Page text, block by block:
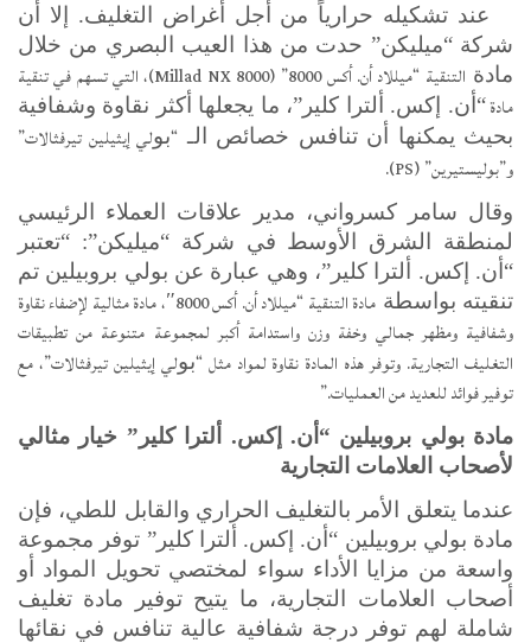
عند تشكيله حرارياً من أجل أغراض التغليف. إلا أن
شركة “ميليكن” حدت من هذا العيب البصري من خلال
مادة التنقية “ميللاد أن. أكس 8000” ( Millad NX 8000)، التي تسهم في تنقية
مادة“أن. إكس. ألترا كلير”، ما يجعلها أكثر نقاوة وشفافية
بحيث يمكنها أن تنافس خصائص الـ “بولي إيثيلين تيرفثالات”
و”بوليستيرين” (PS
).
وقال سامر كسرواني، مدير علاقات العملاء الرئيسي
لمنطقة الشرق الأوسط في شركة “ميليكن”: “تعتبر
“أن. إكس. ألترا كلير”، وهي عبارة عن بولي بروبيلين تم
تنقيته بواسطة
مادة التنقية “ميللاد أن. أكس 8000″، مادة مثالية لإضفاء نقاوة
وشفافية ومظهر جمالي وخفة وزن واستدامة أكبر لمجموعة متنوعة من تطبيقات
التغليف التجارية. وتوفر هذه المادة نقاوة لمواد مثل “بولي إيثيلين تيرفثالات”، مع
توفير فوائد للعديد من العمليات.”
مادة بولي بروبيلين “أن. إكس. ألترا كلير” خيار مثالي
لأصحاب العلامات التجارية
عندما يتعلق الأمر بالتغليف الحراري والقابل للطي، فإن
مادة بولي بروبيلين “أن. إكس. ألترا كلير” توفر مجموعة
واسعة من مزايا الأداء سواء لمختصي تحويل المواد أو
أصحاب العلامات التجارية، ما يتيح توفير مادة تغليف
شاملة لهم توفر درجة شفافية عالية تنافس في نقائها